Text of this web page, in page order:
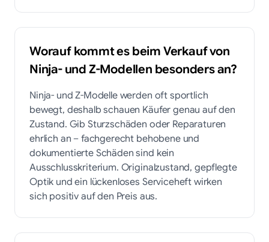
Worauf kommt es beim Verkauf von
Ninja- und Z-Modellen besonders an?
Ninja- und Z-Modelle werden oft sportlich
bewegt, deshalb schauen Käufer genau auf den
Zustand. Gib Sturzschäden oder Reparaturen
ehrlich an – fachgerecht behobene und
dokumentierte Schäden sind kein
Ausschlusskriterium. Originalzustand, gepflegte
Optik und ein lückenloses Serviceheft wirken
sich positiv auf den Preis aus.